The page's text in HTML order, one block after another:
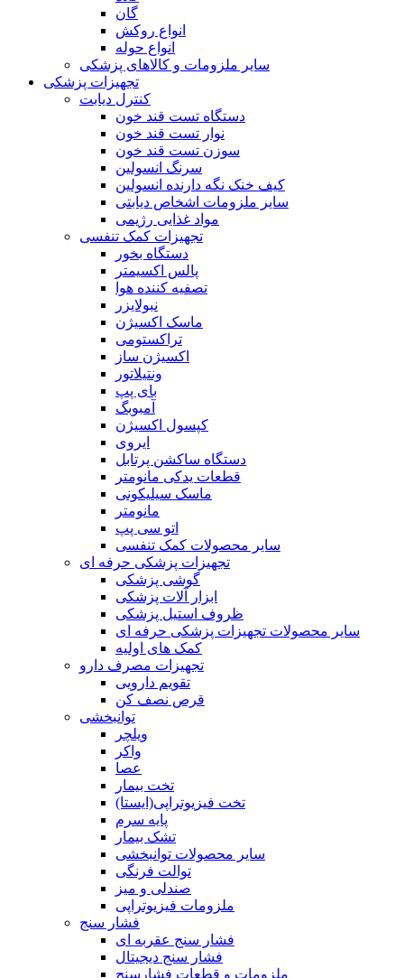
گان
انواع روکش
انواع حوله
سایر ملزومات و کالاهای پزشکی
تجهیزات پزشکی
کنترل دیابت
دستگاه تست قند خون
نوار تست قند خون
سوزن تست قند خون
سرنگ انسولین
کیف خنک نگه دارنده انسولین
سایر ملزومات اشخاص دیابتی
مواد غذایی رژیمی
تجهیزات کمک تنفسی
دستگاه بخور
پالس اکسیمتر
تصفیه کننده هوا
نبولایزر
ماسک اکسیژن
تراکستومی
اکسیژن ساز
ونتیلاتور
بای پپ
آمبوبگ
کپسول اکسیژن
ایروی
دستگاه ساکشن پرتابل
قطعات یدکی مانومتر
ماسک سیلیکونی
مانومتر
اتو سی پپ
سایر محصولات کمک تنفسی
تجهیزات پزشکی حرفه ای
گوشی پزشکی
ابزار آلات پزشکی
ظروف استیل پزشکی
سایر محصولات تجهیزات پزشکی حرفه ای
کمک های اولیه
تجهیزات مصرف دارو
تقویم دارویی
قرص نصف کن
توانبخشی
ویلچر
واکر
عصا
تخت بیمار
تخت فیزیوتراپی(ایستا)
پایه سرم
تشک بیمار
سایر محصولات توانبخشی
توالت فرنگی
صندلی و میز
ملزومات فیزیوتراپی
فشار سنج
فشار سنج عقربه ای
فشار سنج دیجیتال
ملزومات و قطعات فشارسنج